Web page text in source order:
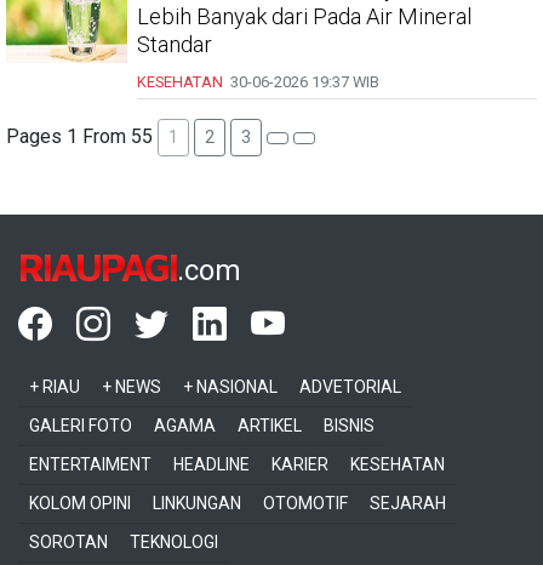
Lebih Banyak dari Pada Air Mineral
Standar
KESEHATAN 30-06-2026 19:37 WIB
Pages 1 From 55 1 2 3
RIAUPAGI.com
+ RIAU + NEWS + NASIONAL
ADVETORIAL
GALERI FOTO
AGAMA ARTIKEL
BISNIS
ENTERTAIMENT
HEADLINE KARIER
KESEHATAN
KOLOM OPINI
LINKUNGAN OTOMOTIF
SEJARAH
SOROTAN
TEKNOLOGI